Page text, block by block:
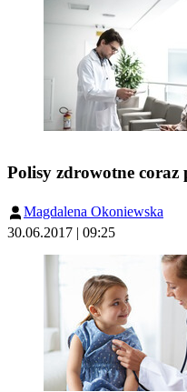
Polisy zdrowotne coraz
Magdalena Okoniewska
30.06.2017 | 09:25